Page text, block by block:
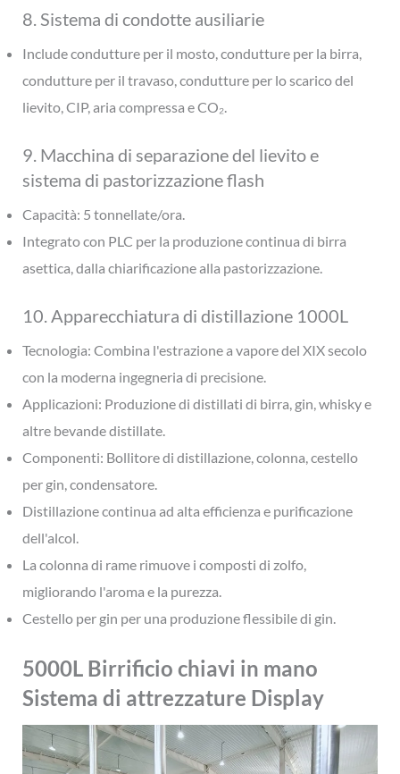
8. Sistema di condotte ausiliarie
Include condutture per il mosto, condutture per la birra,
condutture per il travaso, condutture per lo scarico del
lievito, CIP, aria compressa e CO₂.
9. Macchina di separazione del lievito e
sistema di pastorizzazione flash
Capacità: 5 tonnellate/ora.
Integrato con PLC per la produzione continua di birra
asettica, dalla chiarificazione alla pastorizzazione.
10. Apparecchiatura di distillazione 1000L
Tecnologia: Combina l'estrazione a vapore del XIX secolo
con la moderna ingegneria di precisione.
Applicazioni: Produzione di distillati di birra, gin, whisky e
altre bevande distillate.
Componenti: Bollitore di distillazione, colonna, cestello
per gin, condensatore.
Distillazione continua ad alta efficienza e purificazione
dell'alcol.
La colonna di rame rimuove i composti di zolfo,
migliorando l'aroma e la purezza.
Cestello per gin per una produzione flessibile di gin.
5000L Birrificio chiavi in mano
Sistema di attrezzature Display